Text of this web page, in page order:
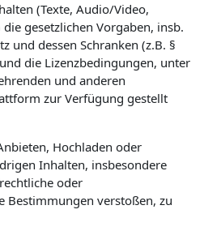
(Texte, Audio/Video,
gesetzlichen Vorgaben, insb.
und dessen Schranken (z.B. §
die Lizenzbedingungen, unter
und anderen
zur Verfügung gestellt
Hochladen oder
Inhalten, insbesondere
oder
Bestimmungen verstoßen, zu